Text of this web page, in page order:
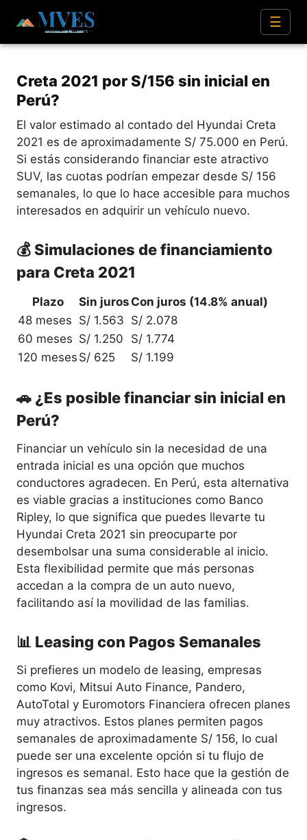
☰
Creta 2021 por S/156 sin inicial en
Perú?
El valor estimado al contado del Hyundai Creta
2021 es de aproximadamente S/ 75.000 en Perú.
Si estás considerando financiar este atractivo
SUV, las cuotas podrían empezar desde S/ 156
semanales, lo que lo hace accesible para muchos
interesados en adquirir un vehículo nuevo.
💰 Simulaciones de financiamiento
para Creta 2021
Plazo Sin juros Con juros (14.8% anual)
48 meses S/ 1.563 S/ 2.078
60 meses S/ 1.250
S/ 1.774
120 meses S/ 625 S/ 1.199
🚗 ¿Es posible financiar sin inicial en
Perú?
Financiar un vehículo sin la necesidad de una
entrada inicial es una opción que muchos
conductores agradecen. En Perú, esta alternativa
es viable gracias a instituciones como Banco
Ripley, lo que significa que puedes llevarte tu
Hyundai Creta 2021 sin preocuparte por
desembolsar una suma considerable al inicio.
Esta flexibilidad permite que más personas
accedan a la compra de un auto nuevo,
facilitando así la movilidad de las familias.
📊 Leasing con Pagos Semanales
Si prefieres un modelo de leasing, empresas
como Kovi, Mitsui Auto Finance, Pandero,
AutoTotal y Euromotors Financiera ofrecen planes
muy atractivos. Estos planes permiten pagos
semanales de aproximadamente S/ 156, lo cual
puede ser una excelente opción si tu flujo de
ingresos es semanal. Esto hace que la gestión de
tus finanzas sea más sencilla y alineada con tus
ingresos.